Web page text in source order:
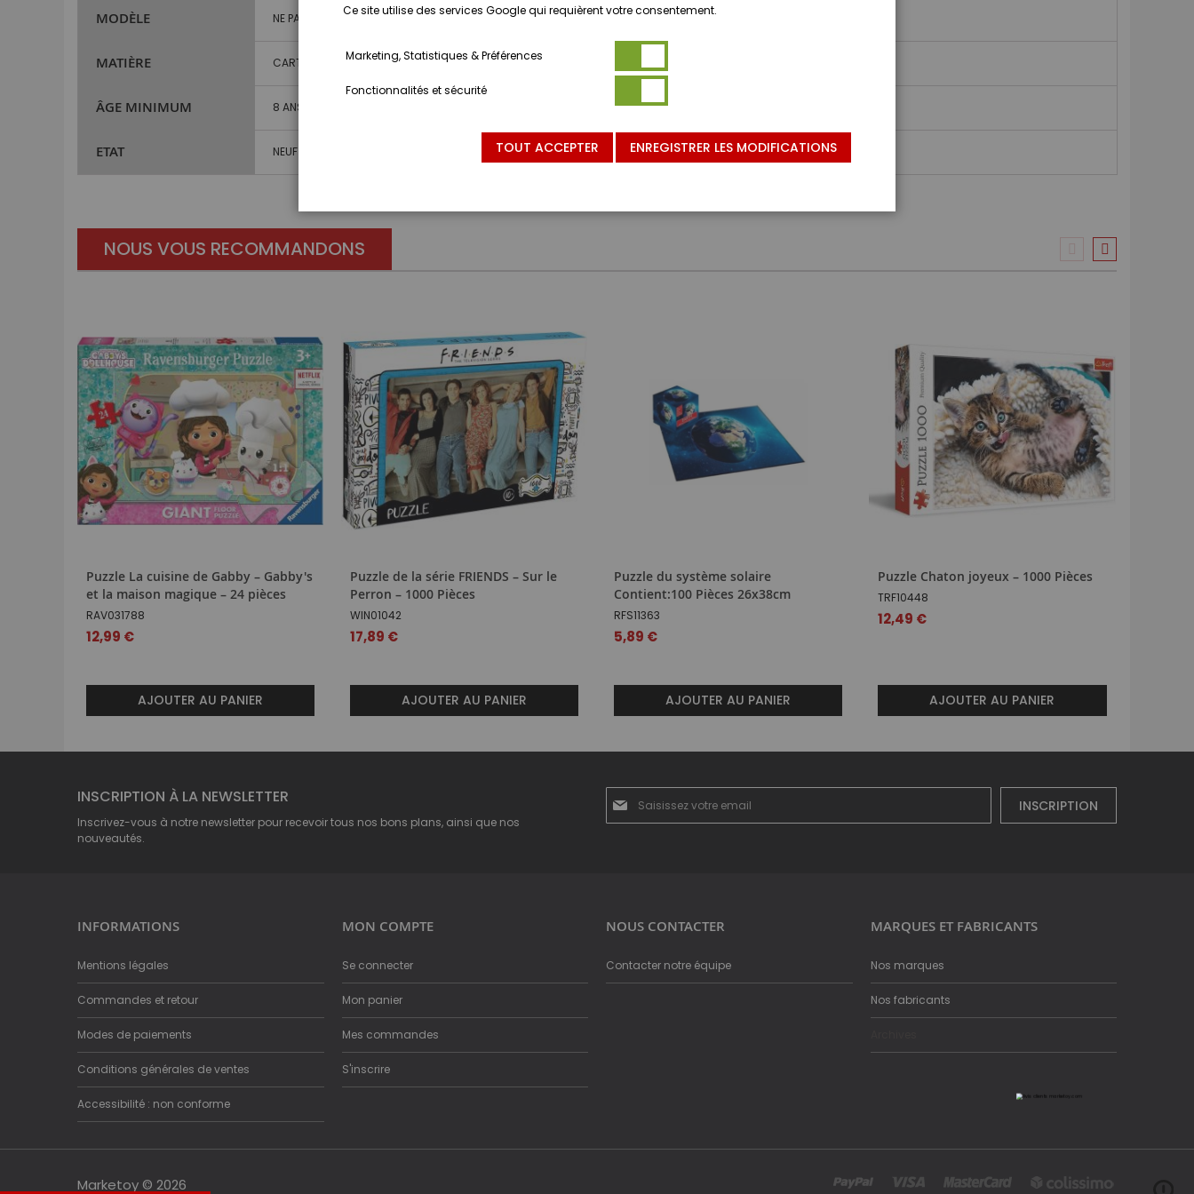
MODÈLE NE PAS RENSEIGNER
MATIÈRE CARTON
ÂGE MINIMUM 8 ANS ET PLUS
ETAT NEUF
NOUS VOUS RECOMMANDONS
Puzzle La cuisine de Gabby – Gabby's
et la maison magique – 24 pièces
RAV031788
12,99 €
AJOUTER AU PANIER
Puzzle de la série FRIENDS – Sur le
Perron – 1000 Pièces
WIN01042
17,89 €
AJOUTER AU PANIER
Puzzle du système solaire
Contient:100 Pièces 26x38cm
RFS11363
5,89 €
AJOUTER AU PANIER
Puzzle Chaton joyeux – 1000 Pièces
TRF10448
12,49 €
AJOUTER AU PANIER
INSCRIPTION À LA NEWSLETTER
Inscrivez-vous à notre newsletter pour recevoir tous nos bons plans, ainsi que nos
nouveautés.
notre
INSCRIPTION
INFORMATIONS
Mentions légales
Commandes et retour
Modes de paiements
Conditions générales de ventes
Accessibilité : non conforme
MON COMPTE
Se connecter
Mon panier
Mes commandes
S'inscrire
NOUS CONTACTER
Contacter notre équipe
MARQUES ET FABRICANTS
Nos marques
Nos fabricants
Marketoy © 2026
Ce site utilise des services Google qui requièrent votre consentement.
Marketing, Statistiques & Préférences
Fonctionnalités et sécurité
TOUT ACCEPTER ENREGISTRER LES MODIFICATIONS